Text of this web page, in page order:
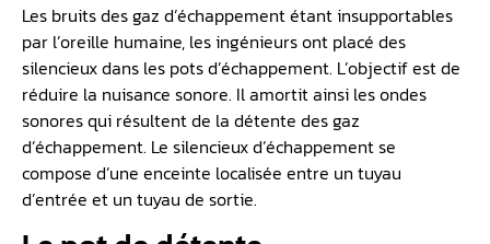
Les bruits des gaz d’échappement étant insupportables
par l’oreille humaine, les ingénieurs ont placé des
silencieux dans les pots d’échappement. L’objectif est de
réduire la nuisance sonore. Il amortit ainsi les ondes
sonores qui résultent de la détente des gaz
d’échappement. Le silencieux d’échappement se
compose d’une enceinte localisée entre un tuyau
d’entrée et un tuyau de sortie.